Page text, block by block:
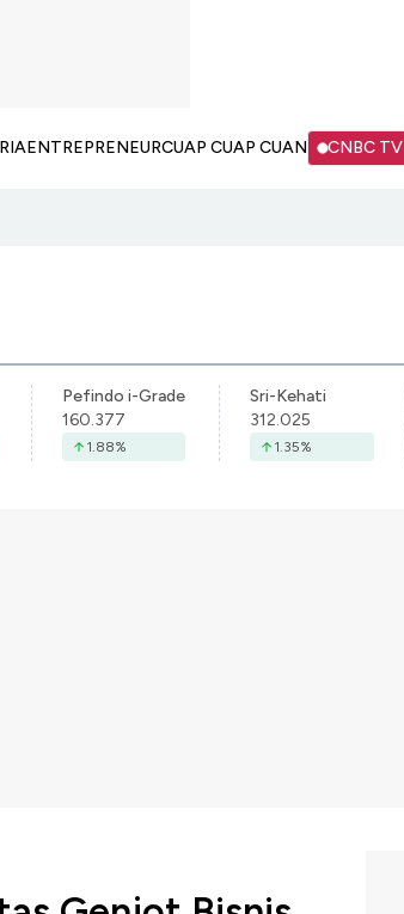
ENTREPRENEURCUAP CUAP CUAN CNBC TV
Pefindo i-Grade
160.377
1.88%
Sri-Kehati
312.025
1.35%